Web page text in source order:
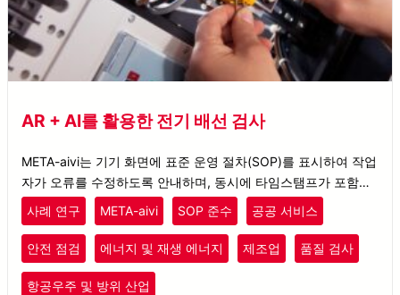
AR + AI를 활용한 전기 배선 검사
META-aivi는 기기 화면에 표준 운영 절차(SOP)를 표시하여 작업
자가 오류를 수정하도록 안내하며, 동시에 타임스탬프가 포함된
검사 결과를 출력합니다.
사례 연구 META-aivi SOP 준수 공공 서비스
안전 점검 에너지 및 재생 에너지 제조업 품질 검사
항공우주 및 방위 산업